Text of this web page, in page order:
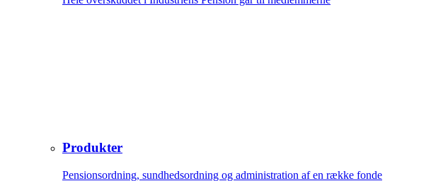
Produkter
Pensionsordning, sundhedsordning og administration af en række fonde